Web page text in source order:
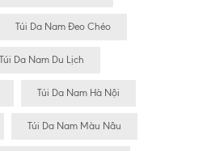
Túi Da Nam Đeo Chéo
Túi Da Nam Du Lịch
Túi Da Nam Hà Nội
Túi Da Nam Màu Nâu